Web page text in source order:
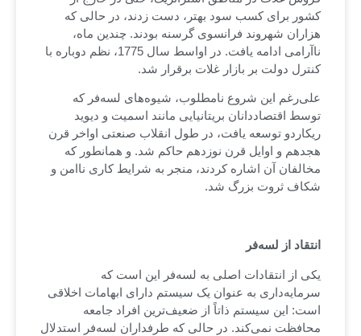
کشور برای کسب سود بهتر، دست زدند، در حالی که
هزاران شهروند فرانسوی گرسنه بودند. چندین ماه،
ناآرامی ادامه یافت. در اواسط سال 1775، نظم دوباره با
کنترل دولت بر بازار غلات برقرار شد.
علی‌رغم این شروع نامطلوب، شیوه‌های لسه‌فر که
توسط اقتصاددانان بریتانیایی مانند اسمیت و دیوید
ریکاردو توسعه یافت، در طول انقلاب صنعتی اواخر قرن
هجدهم و اوایل قرن نوزدهم حاکم شد. و همانطور که
مخالفان آن اشاره کردند، منجر به شرایط کاری ناامن و
شکاف ثروت بزرگ شد.
انتقاد از لسه‌فر
یکی از انتقادات اصلی به لسه‌فر این است که
سرمایه‌داری به عنوان یک سیستم دارای ابهامات اخلاقی
است: این سیستم ذاتاً از ضعیف‌ترین افراد جامعه
محافظت نمی‌کند. در حالی که طرفداران لسه‌فر استدلال